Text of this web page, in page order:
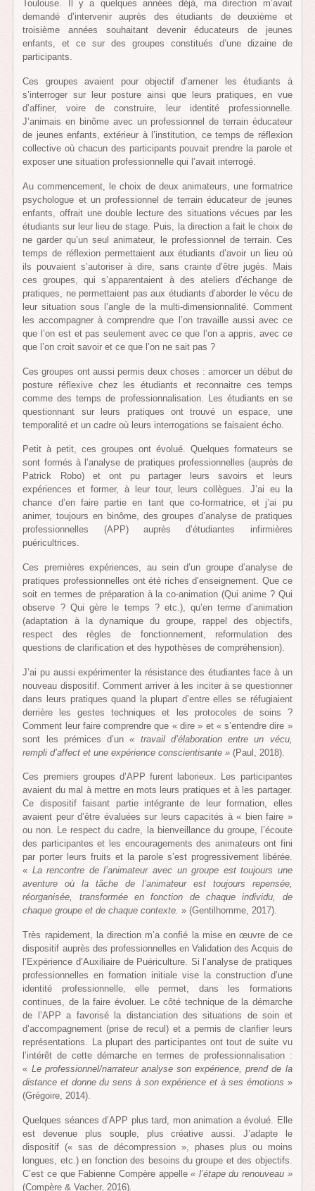
Toulouse. Il y a quelques années déjà, ma direction m’avait
demandé d’intervenir auprès des étudiants de deuxième et
troisième années souhaitant devenir éducateurs de jeunes
enfants, et ce sur des groupes constitués d’une dizaine de
participants.
Ces groupes avaient pour objectif d’amener les étudiants à
s’interroger sur leur posture ainsi que leurs pratiques, en vue
d’affiner, voire de construire, leur identité professionnelle.
J’animais en binôme avec un professionnel de terrain éducateur
de jeunes enfants, extérieur à l’institution, ce temps de réflexion
collective où chacun des participants pouvait prendre la parole et
exposer une situation professionnelle qui l’avait interrogé.
Au commencement, le choix de deux animateurs, une formatrice
psychologue et un professionnel de terrain éducateur de jeunes
enfants, offrait une double lecture des situations vécues par les
étudiants sur leur lieu de stage. Puis, la direction a fait le choix de
ne garder qu’un seul animateur, le professionnel de terrain. Ces
temps de réflexion permettaient aux étudiants d’avoir un lieu où
ils pouvaient s’autoriser à dire, sans crainte d’être jugés. Mais
ces groupes, qui s’apparentaient à des ateliers d’échange de
pratiques, ne permettaient pas aux étudiants d’aborder le vécu de
leur situation sous l’angle de la multi-dimensionnalité. Comment
les accompagner à comprendre que l’on travaille aussi avec ce
que l’on est et pas seulement avec ce que l’on a appris, avec ce
que l’on croit savoir et ce que l’on ne sait pas ?
Ces groupes ont aussi permis deux choses : amorcer un début de
posture réflexive chez les étudiants et reconnaitre ces temps
comme des temps de professionnalisation. Les étudiants en se
questionnant sur leurs pratiques ont trouvé un espace, une
temporalité et un cadre où leurs interrogations se faisaient écho.
Petit à petit, ces groupes ont évolué. Quelques formateurs se
sont formés à l’analyse de pratiques professionnelles (auprès de
Patrick Robo) et ont pu partager leurs savoirs et leurs
expériences et former, à leur tour, leurs collègues. J’ai eu la
chance d’en faire partie en tant que co-formatrice, et j’ai pu
animer, toujours en binôme, des groupes d’analyse de pratiques
professionnelles (APP) auprès d’étudiantes infirmières
puéricultrices.
Ces premières expériences, au sein d’un groupe d’analyse de
pratiques professionnelles ont été riches d’enseignement. Que ce
soit en termes de préparation à la co-animation (Qui anime ? Qui
observe ? Qui gère le temps ? etc.), qu’en terme d’animation
(adaptation à la dynamique du groupe, rappel des objectifs,
respect des règles de fonctionnement, reformulation des
questions de clarification et des hypothèses de compréhension).
J’ai pu aussi expérimenter la résistance des étudiantes face à un
nouveau dispositif. Comment arriver à les inciter à se questionner
dans leurs pratiques quand la plupart d’entre elles se réfugiaient
derrière les gestes techniques et les protocoles de soins ?
Comment leur faire comprendre que « dire » et « s’entendre dire »
sont les prémices d’un« travail d’élaboration entre un vécu,
rempli d’affect et une expérience conscientisante » (Paul, 2018).
Ces premiers groupes d’APP furent laborieux. Les participantes
avaient du mal à mettre en mots leurs pratiques et à les partager.
Ce dispositif faisant partie intégrante de leur formation, elles
avaient peur d’être évaluées sur leurs capacités à « bien faire »
ou non. Le respect du cadre, la bienveillance du groupe, l’écoute
des participantes et les encouragements des animateurs ont fini
par porter leurs fruits et la parole s’est progressivement libérée.
« La rencontre de l’animateur avec un groupe est toujours une
aventure où la tâche de l’animateur est toujours repensée,
réorganisée, transformée en fonction de chaque individu, de
chaque groupe et de chaque contexte. » (Gentilhomme, 2017).
Très rapidement, la direction m’a confié la mise en œuvre de ce
dispositif auprès des professionnelles en Validation des Acquis de
l’Expérience d’Auxiliaire de Puériculture. Si l’analyse de pratiques
professionnelles en formation initiale vise la construction d’une
identité professionnelle, elle permet, dans les formations
continues, de la faire évoluer. Le côté technique de la démarche
de l’APP a favorisé la distanciation des situations de soin et
d’accompagnement (prise de recul) et a permis de clarifier leurs
représentations. La plupart des participantes ont tout de suite vu
l’intérêt de cette démarche en termes de professionnalisation :
« Le professionnel/narrateur analyse son expérience, prend de la
distance et donne du sens à son expérience et à ses émotions »
(Grégoire, 2014).
Quelques séances d’APP plus tard, mon animation a évolué. Elle
est devenue plus souple, plus créative aussi. J’adapte le
dispositif (« sas de décompression », phases plus ou moins
longues, etc.) en fonction des besoins du groupe et des objectifs.
C’est ce que Fabienne Compère appelle« l’étape du renouveau »
(Compère & Vacher, 2016)